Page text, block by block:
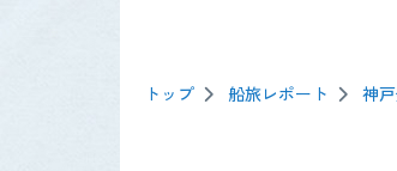
トップ 船旅レポート 神